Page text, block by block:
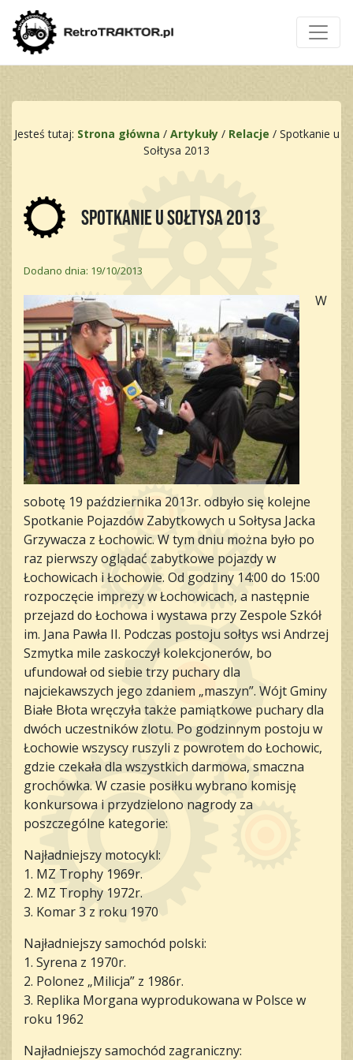
Jesteś tutaj: Strona główna / Artykuły/ Relacje / Spotkanie u
Sołtysa 2013
Spotkanie u Sołtysa 2013
Dodano dnia: 19/10/2013
W
sobotę 19 października 2013r. odbyło się kolejne
Spotkanie Pojazdów Zabytkowych u Sołtysa Jacka
Grzywacza z Łochowic. W tym dniu można było po
raz pierwszy oglądać zabytkowe pojazdy w
Łochowicach i Łochowie. Od godziny 14:00 do 15:00
rozpoczęcie imprezy w Łochowicach, a następnie
przejazd do Łochowa i wystawa przy Zespole Szkół
im. Jana Pawła II. Podczas postoju sołtys wsi Andrzej
Szmytka mile zaskoczył kolekcjonerów, bo
ufundował od siebie trzy puchary dla
najciekawszych jego zdaniem „maszyn”. Wójt Gminy
Białe Błota wręczyła także pamiątkowe puchary dla
dwóch uczestników zlotu. Po godzinnym postoju w
Łochowie wszyscy ruszyli z powrotem do Łochowic,
gdzie czekała dla wszystkich darmowa, smaczna
grochówka. W czasie posiłku wybrano komisję
konkursowa i przydzielono nagrody za
poszczególne kategorie:
Najładniejszy motocykl:
1. MZ Trophy 1969r.
2. MZ Trophy 1972r.
3. Komar 3 z roku 1970
Najładniejszy samochód polski:
1. Syrena z 1970r.
2. Polonez „Milicja” z 1986r.
3. Replika Morgana wyprodukowana w Polsce w
roku 1962
Najładniejszy samochód zagraniczny: